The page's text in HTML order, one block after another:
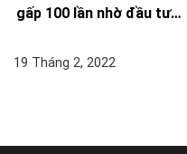
gấp 100 lần nhờ đầu tư…
19 Tháng 2, 2022